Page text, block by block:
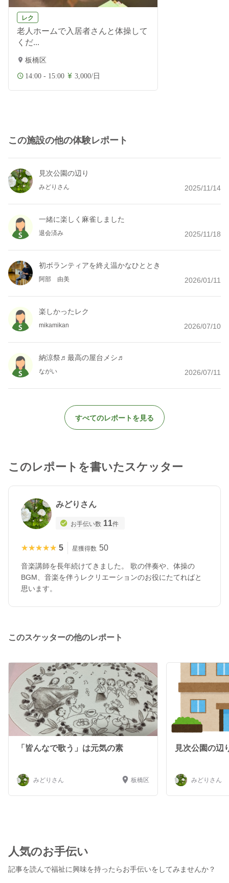
レク
老人ホームで入居者さんと体操して
くだ...
板橋区
14:00 - 15:00 3,000/日
この施設の他の体験レポート
見次公園の辺り
みどりさん 2025/11/14
一緒に楽しく麻雀しました
退会済み 2025/11/18
初ボランティアを終え温かなひととき
阿部 由美 2026/01/11
楽しかったレク
mikamikan 2026/07/10
納涼祭♬最高の屋台メシ♬
ながい 2026/07/11
すべてのレポートを見る
このレポートを書いたスケッター
みどりさん
お手伝い数 11件
★★★★★
★★★★★ 5 星獲得数 50
音楽講師を長年続けてきました。 歌の伴奏や、体操の
BGM、音楽を伴うレクリエーションのお役にたてればと
思います。
このスケッターの他のレポート
「皆んなで歌う」は元気の素
みどりさん 板橋区
見次公園の辺
みどりさん
人気のお手伝い
記事を読んで福祉に興味を持ったらお手伝いをしてみませんか？